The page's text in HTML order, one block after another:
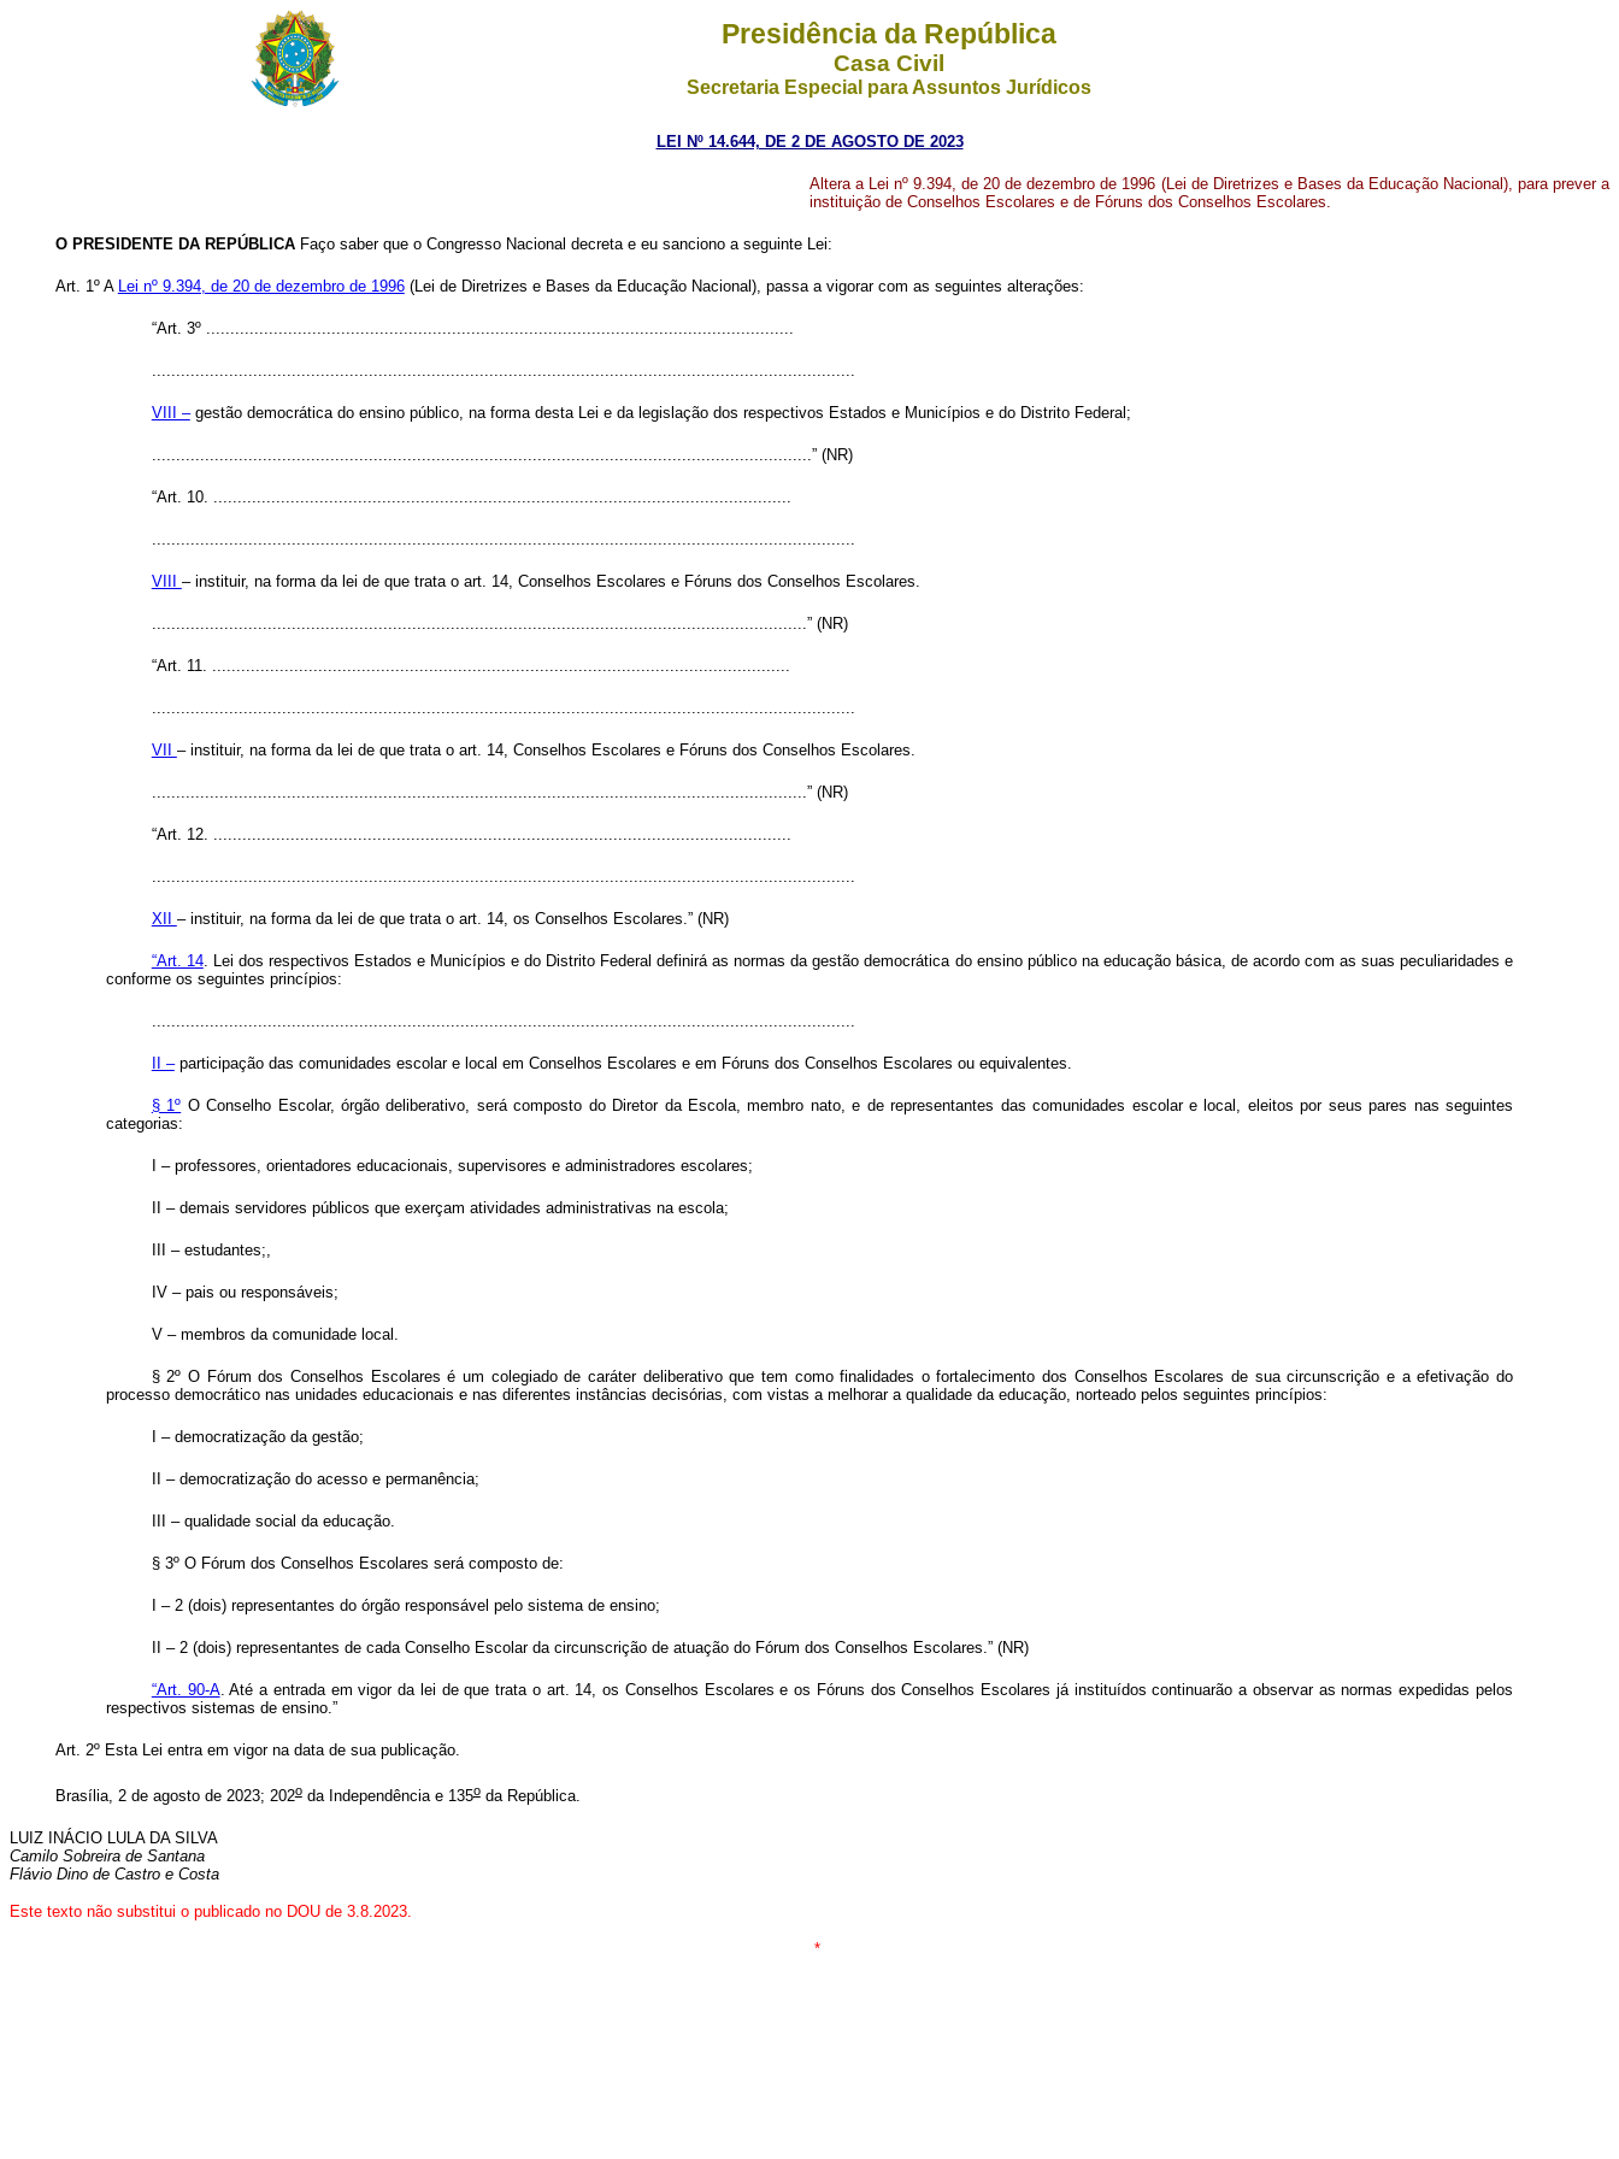
Presidência da República
Casa Civil
Secretaria Especial para Assuntos Jurídicos
LEI Nº 14.644, DE 2 DE AGOSTO DE 2023
Altera a Lei nº 9.394, de 20 de dezembro de 1996 (Lei de Diretrizes e Bases da Educação Nacional), para prever a
instituição de Conselhos Escolares e de Fóruns dos Conselhos Escolares.
O PRESIDENTE DA REPÚBLICAFaço saber que o Congresso Nacional decreta e eu sanciono a seguinte Lei:
Art. 1º A Lei nº 9.394, de 20 de dezembro de 1996(Lei de Diretrizes e Bases da Educação Nacional), passa a vigorar com as seguintes alterações:
“Art. 3º ..........................................................................................................................
..................................................................................................................................................
VIII –gestão democrática do ensino público, na forma desta Lei e da legislação dos respectivos Estados e Municípios e do Distrito Federal;
.........................................................................................................................................” (NR)
“Art. 10. ........................................................................................................................
..................................................................................................................................................
VIII – instituir, na forma da lei de que trata o art. 14, Conselhos Escolares e Fóruns dos Conselhos Escolares.
........................................................................................................................................” (NR)
“Art. 11. ........................................................................................................................
..................................................................................................................................................
VII – instituir, na forma da lei de que trata o art. 14, Conselhos Escolares e Fóruns dos Conselhos Escolares.
........................................................................................................................................” (NR)
“Art. 12. ........................................................................................................................
..................................................................................................................................................
XII – instituir, na forma da lei de que trata o art. 14, os Conselhos Escolares.” (NR)
“Art. 14. Lei dos respectivos Estados e Municípios e do Distrito Federal definirá as normas da gestão democrática do ensino público na educação básica, de acordo com as suas peculiaridades e
conforme os seguintes princípios:
..................................................................................................................................................
II –participação das comunidades escolar e local em Conselhos Escolares e em Fóruns dos Conselhos Escolares ou equivalentes.
§ 1º O Conselho Escolar, órgão deliberativo, será composto do Diretor da Escola, membro nato, e de representantes das comunidades escolar e local, eleitos por seus pares nas seguintes
categorias:
I – professores, orientadores educacionais, supervisores e administradores escolares;
II – demais servidores públicos que exerçam atividades administrativas na escola;
III – estudantes;,
IV – pais ou responsáveis;
V – membros da comunidade local.
§ 2º O Fórum dos Conselhos Escolares é um colegiado de caráter deliberativo que tem como finalidades o fortalecimento dos Conselhos Escolares de sua circunscrição e a efetivação do
processo democrático nas unidades educacionais e nas diferentes instâncias decisórias, com vistas a melhorar a qualidade da educação, norteado pelos seguintes princípios:
I – democratização da gestão;
II – democratização do acesso e permanência;
III – qualidade social da educação.
§ 3º O Fórum dos Conselhos Escolares será composto de:
I – 2 (dois) representantes do órgão responsável pelo sistema de ensino;
II – 2 (dois) representantes de cada Conselho Escolar da circunscrição de atuação do Fórum dos Conselhos Escolares.” (NR)
“Art. 90-A. Até a entrada em vigor da lei de que trata o art. 14, os Conselhos Escolares e os Fóruns dos Conselhos Escolares já instituídos continuarão a observar as normas expedidas pelos
respectivos sistemas de ensino.”
Art. 2º Esta Lei entra em vigor na data de sua publicação.
Brasília, 2 de agosto de 2023; 202oda Independência e 135oda República.
LUIZ INÁCIO LULA DA SILVA
Camilo Sobreira de Santana
Flávio Dino de Castro e Costa
Este texto não substitui o publicado no DOU de 3.8.2023.
*